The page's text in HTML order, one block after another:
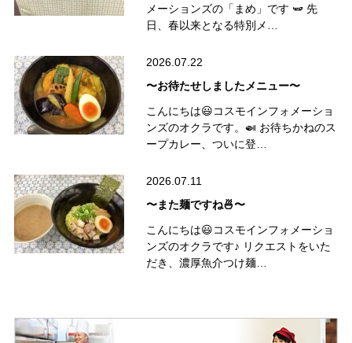
メーションズの「まめ」です 🫛 先
日、春以来となる特別メ…
2026.07.22
〜お待たせしましたメニュー〜
こんにちは😃コスモインフォメーショ
ンズのオクラです。🍛 お待ちかねのス
ープカレー、ついに登…
2026.07.11
〜また麺ですね🍜〜
こんにちは😃コスモインフォメーショ
ンズのオクラです♪ リクエストをいた
だき、濃厚魚介つけ麺…